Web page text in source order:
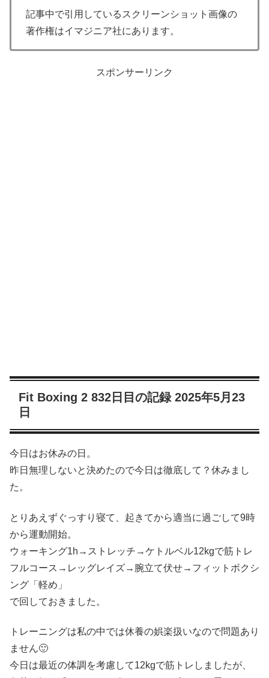
記事中で引用しているスクリーンショット画像の
著作権はイマジニア社にあります。
スポンサーリンク
Fit Boxing 2 832日目の記録 2025年5月23
日
今日はお休みの日。
昨日無理しないと決めたので今日は徹底して？休みまし
た。
とりあえずぐっすり寝て、起きてから適当に過ごして9時
から運動開始。
ウォーキング1h→ストレッチ→ケトルベル12kgで筋トレ
フルコース→レッグレイズ→腕立て伏せ→フィットボクシ
ング「軽め」
で回しておきました。
トレーニングは私の中では休養の娯楽扱いなので問題あり
ません🙂
今日は最近の体調を考慮して12kgで筋トレしましたが、